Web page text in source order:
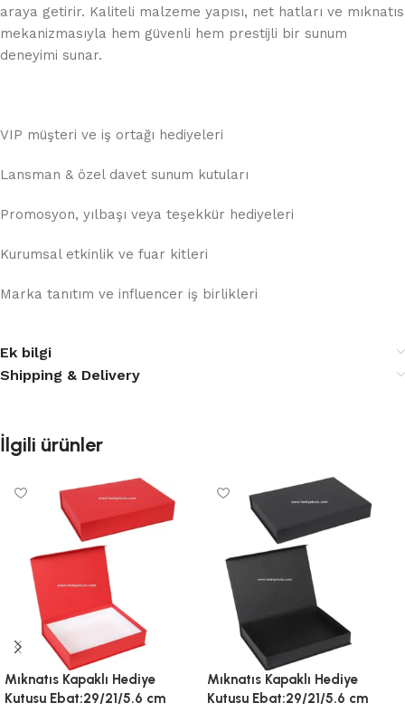
araya getirir. Kaliteli malzeme yapısı, net hatları ve mıknatıs
mekanizmasıyla hem güvenli hem prestijli bir sunum
deneyimi sunar.
VIP müşteri ve iş ortağı hediyeleri
Lansman & özel davet sunum kutuları
Promosyon, yılbaşı veya teşekkür hediyeleri
Kurumsal etkinlik ve fuar kitleri
Marka tanıtım ve influencer iş birlikleri
Ek bilgi
Shipping & Delivery
İlgili ürünler
Mıknatıs Kapaklı Hediye
Kutusu Ebat:29/21/5.6 cm
Mıknatıs Kapaklı Hediye
Kutusu Ebat:29/21/5.6 cm